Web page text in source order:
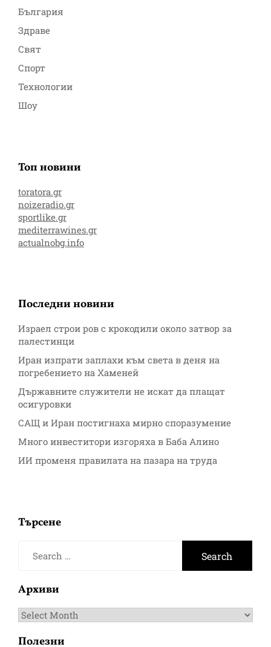
България
Здраве
Свят
Спорт
Технологии
Шоу
Топ новини
toratora.gr
noizeradio.gr
sportlike.gr
mediterrawines.gr
actualnobg.info
Последни новини
Израел строи ров с крокодили около затвор за
палестинци
Иран изпрати заплахи към света в деня на
погребението на Хаменей
Държавните служители не искат да плащат
осигуровки
САЩ и Иран постигнаха мирно споразумение
Много инвеститори изгоряха в Баба Алино
ИИ променя правилата на пазара на труда
Търсене
Архиви
Архиви
Полезни